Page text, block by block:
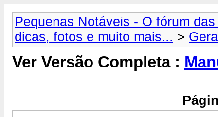
Pequenas Notáveis - O fórum
dicas, fotos e muito mais... >
Ver Versão Completa :